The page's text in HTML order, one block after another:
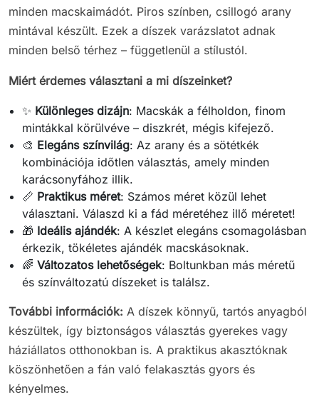
minden macskaimádót. Piros színben, csillogó arany
mintával készült. Ezek a díszek varázslatot adnak
minden belső térhez – függetlenül a stílustól.
Miért érdemes választani a mi díszeinket?
✨ Különleges dizájn: Macskák a félholdon, finom
mintákkal körülvéve – diszkrét, mégis kifejező.
🎨 Elegáns színvilág: Az arany és a sötétkék
kombinációja időtlen választás, amely minden
karácsonyfához illik.
📏 Praktikus méret: Számos méret közül lehet
választani. Válaszd ki a fád méretéhez illő méretet!
🎁 Ideális ajándék: A készlet elegáns csomagolásban
érkezik, tökéletes ajándék macskásoknak.
🌈Változatos lehetőségek: Boltunkban más méretű
és színváltozatú díszeket is találsz.
További információk: A díszek könnyű, tartós anyagból
készültek, így biztonságos választás gyerekes vagy
háziállatos otthonokban is. A praktikus akasztóknak
köszönhetően a fán való felakasztás gyors és
kényelmes.